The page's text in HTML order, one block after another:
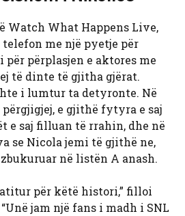
Watch What Happens Live,
me një pyetje për
për përplasjen e aktores me
të dinte të gjitha gjërat.
i lumtur ta detyronte. Në
e gjithë fytyra e saj
e saj filluan të rrahin, dhe në
se Nicola jemi të gjithë ne,
në listën A anash.
për këtë histori,” filloi
jam një fans i madh i SNL